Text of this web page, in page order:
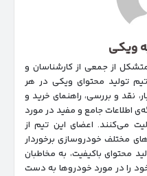
ویکی
از جمعی از کارشناسان و
تولید محتوای ویکی در هر
نقد و بررسی، راهنمای خرید و
اطلاعات جامع و مفید در مورد
می‌کنند. اعضای این تیم از
مختلف خودروسازی برخوردار
محتوای باکیفیت، به مخاطبان
را در مورد خودروها به دست